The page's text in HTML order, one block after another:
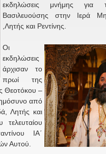
εκδηλώσεις μνήμης
Βασιλευούσης στην Ιερά
,Λητής και Ρεντίνης.
Οι
εκδηλώσεις
άρχισαν το
πρωί της
Θεοτόκου –
από
Λητής και
ΙΑ΄
Αυτού.